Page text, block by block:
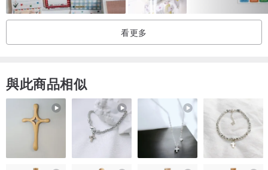
看更多
與此商品相似